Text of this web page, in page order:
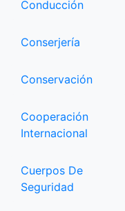
Conducción
Conserjería
Conservación
Cooperación
Internacional
Cuerpos De
Seguridad